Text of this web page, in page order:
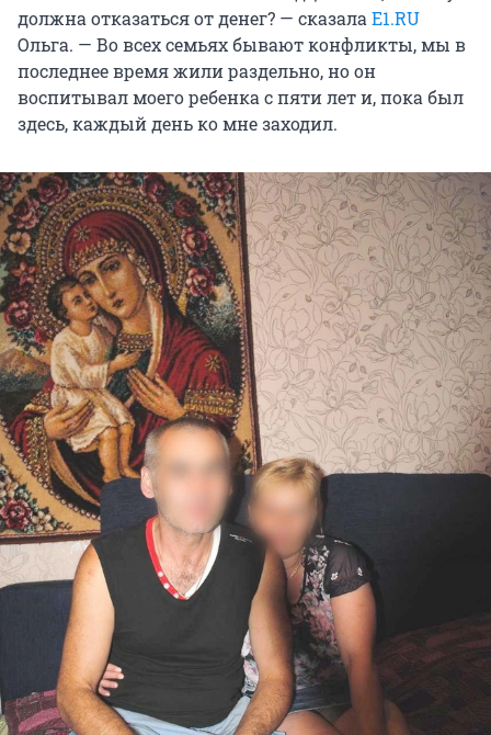
должна отказаться от денег? — сказалаE1.RU
Ольга. — Во всех семьях бывают конфликты, мы в
последнее время жили раздельно, но он
воспитывал моего ребенка с пяти лет и, пока был
здесь, каждый день ко мне заходил.